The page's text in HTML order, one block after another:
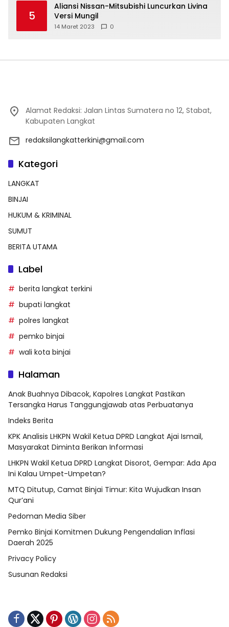
5
Aliansi Nissan-Mitsubishi Luncurkan Livina
Versi Mungil
14 Maret 2023 0
Alamat Redaksi: Jalan Lintas Sumatera no 12, Stabat,
Kabupaten Langkat
redaksilangkatterkini@gmail.com
Kategori
LANGKAT
BINJAI
HUKUM & KRIMINAL
SUMUT
BERITA UTAMA
Label
berita langkat terkini
bupati langkat
polres langkat
pemko binjai
wali kota binjai
Halaman
Anak Buahnya Dibacok, Kapolres Langkat Pastikan
Tersangka Harus Tanggungjawab atas Perbuatanya
Indeks Berita
KPK Analisis LHKPN Wakil Ketua DPRD Langkat Ajai Ismail,
Masyarakat Diminta Berikan Informasi
LHKPN Wakil Ketua DPRD Langkat Disorot, Gempar: Ada Apa
Ini Kalau Umpet-Umpetan?
MTQ Ditutup, Camat Binjai Timur: Kita Wujudkan Insan
Qur’ani
Pedoman Media Siber
Pemko Binjai Komitmen Dukung Pengendalian Inflasi
Daerah 2025
Privacy Policy
Susunan Redaksi